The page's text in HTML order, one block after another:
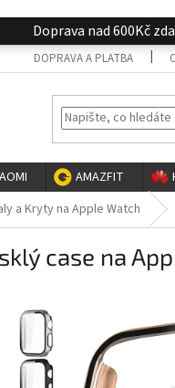
Doprava nad 600Kč
DOPRAVA A PLATBA
AMAZFIT
a Kryty na Apple Watch
case na